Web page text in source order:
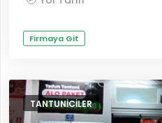
Firmaya Git
TANTUNICILER